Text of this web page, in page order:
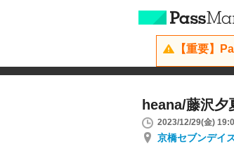
【重要】
heana/藤沢夕
2023/12/29(金)
京橋セブンデイ